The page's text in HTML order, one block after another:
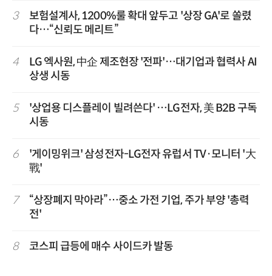
3
보험설계사, 1200%룰 확대 앞두고 '상장 GA'로 쏠렸
다…“신뢰도 메리트”
4
LG 엑사원, 中企 제조현장 '전파'…대기업과 협력사 AI
상생 시동
5
'상업용 디스플레이 빌려쓴다' …LG전자, 美 B2B 구독
시동
6
'게이밍위크' 삼성전자-LG전자 유럽서 TV·모니터 '大
戰'
7
“상장폐지 막아라”…중소 가전 기업, 주가 부양 '총력
전'
8 코스피 급등에 매수 사이드카 발동